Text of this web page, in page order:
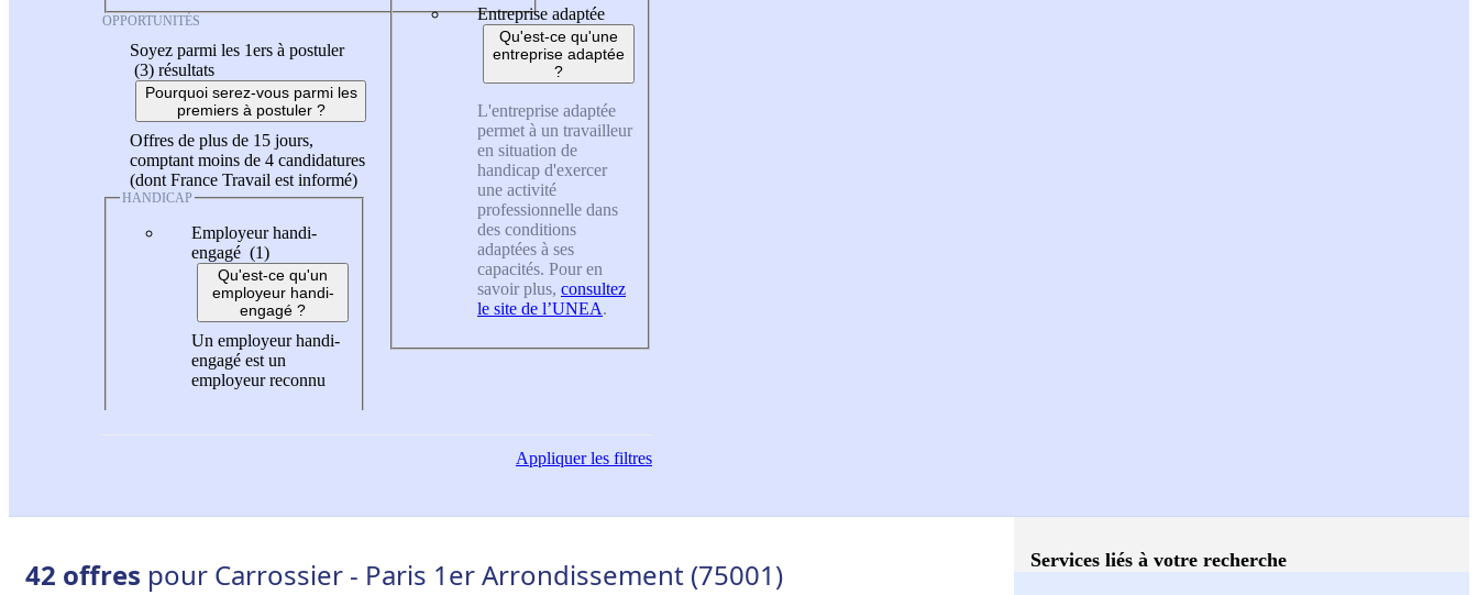
OPPORTUNITÉS
Soyez parmi les 1ers à postuler
(3) résultats
Pourquoi serez-vous parmi les
premiers à postuler ?
Offres de plus de 15 jours,
comptant moins de 4 candidatures
(dont France Travail est informé)
HANDICAP
Employeur handi-
engagé (1)
Qu'est-ce qu'un
employeur handi-
engagé ?
Un employeur handi-
engagé est un
employeur reconnu
Entreprise adaptée
Qu'est-ce qu'une
entreprise adaptée
?
L'entreprise adaptée
permet à un travailleur
en situation de
handicap d'exercer
une activité
professionnelle dans
des conditions
adaptées à ses
capacités. Pour en
savoir plus, consultez
le site de l’UNEA.
Appliquerles filtres
42 offres pour Carrossier - Paris 1er Arrondissement (75001) Services liés à votre recherche